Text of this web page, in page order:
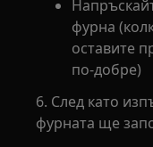
фурна
оставите
по-добре)
6. След като
фурната ще